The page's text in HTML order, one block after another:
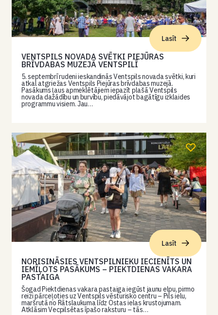
Lasīt
VENTSPILS NOVADA SVĒTKI PIEJŪRAS
BRĪVDABAS MUZEJĀ VENTSPILĪ
5. septembrī rudeni ieskandinās Ventspils novada svētki, kuri
atkal atgriežas Ventspils Piejūras brīvdabas muzejā.
Pasākums ļaus apmeklētājiem iepazīt plašā Ventspils
novada dažādību un burvību, piedāvājot bagātīgu izklaides
programmu visiem. Jau…
Lasīt
NORISINĀSIES VENTSPILNIEKU IECIENĪTS UN
IEMĪĻOTS PASĀKUMS – PIEKTDIENAS VAKARA
PASTAIGA
Šogad Piektdienas vakara pastaiga iegūst jaunu elpu, pirmo
reizi pārceļoties uz Ventspils vēsturisko centru – Pils ielu,
maršrutā no Rātslaukuma līdz Ostas ielas krustojumam.
Atklāsim Vecpilsētas īpašo raksturu – tās…